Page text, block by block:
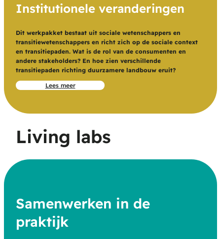
Institutionele veranderingen
Dit werkpakket bestaat uit sociale wetenschappers en
transitiewetenschappers en richt zich op de sociale context
en transitiepaden. Wat is de rol van de consumenten en
andere stakeholders? En hoe zien verschillende
transitiepaden richting duurzamere landbouw eruit?
Lees meer
Living labs
Samenwerken in de
praktijk